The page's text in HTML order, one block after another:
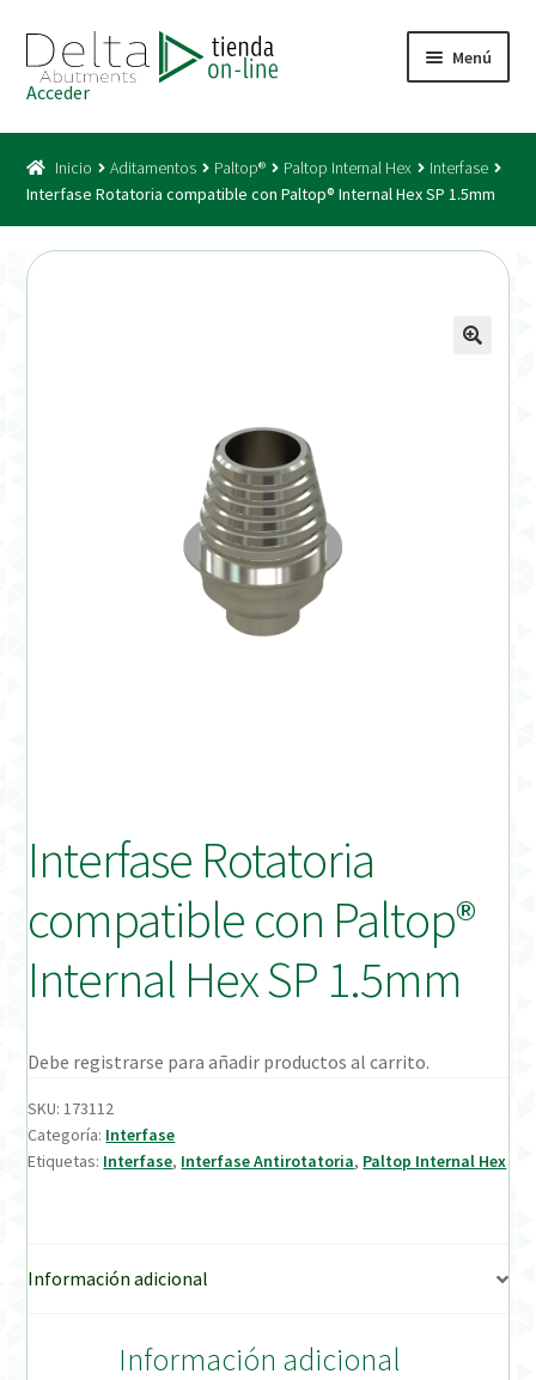
a
la
navegación
al
contenido
Menú
Acceso
Mi cuenta
On-line Store
Productos Favoritos
Uso previsto
Verification Required
Acceder
Inicio Aditamentos Paltop® Paltop Internal Hex
Interfase
Interfase Rotatoria compatible con Paltop® Internal Hex SP 1.5mm
Interfase Rotatoria
compatible con Paltop®
Internal Hex SP 1.5mm
Debe registrarse para añadir productos al carrito.
SKU:173112
Categoría: Interfase
Etiquetas: Interfase, Interfase Antirotatoria, Paltop Internal Hex
Información adicional
Información adicional